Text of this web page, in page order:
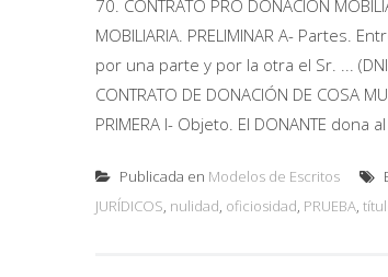
70. CONTRATO PRO DONACIÓN
MOBILIARIA. PRELIMINAR A- Partes.
por una parte y por la otra el Sr. ...
CONTRATO DE DONACIÓN DE COSA
PRIMERA I- Objeto. El DONANTE dona
Publicada en Modelos de Escritos
JURÍDICOS, nulidad, oficiosidad, PRUEBA,